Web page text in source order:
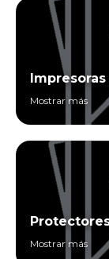
Mostrar más
Mostrar más